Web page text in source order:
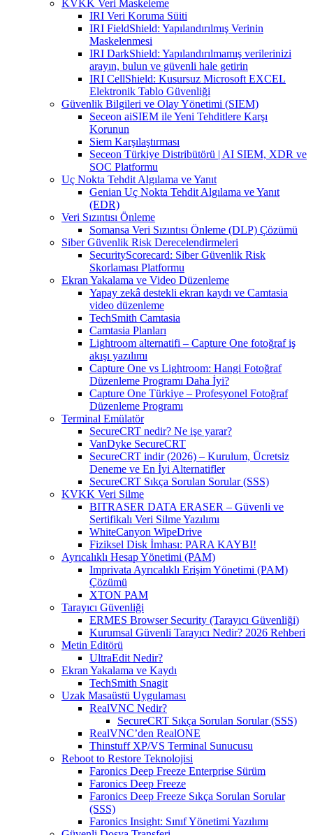
KVKK Veri Maskeleme
IRI Veri Koruma Süiti
IRI FieldShield: Yapılandırılmış Verinin
Maskelenmesi
IRI DarkShield: Yapılandırılmamış verilerinizi
arayın, bulun ve güvenli hale getirin
IRI CellShield: Kusursuz Microsoft EXCEL
Elektronik Tablo Güvenliği
Güvenlik Bilgileri ve Olay Yönetimi (SIEM)
Seceon aiSIEM ile Yeni Tehditlere Karşı
Korunun
Siem Karşılaştırması
Seceon Türkiye Distribütörü | AI SIEM, XDR ve
SOC Platformu
Uç Nokta Tehdit Algılama ve Yanıt
Genian Uç Nokta Tehdit Algılama ve Yanıt
(EDR)
Veri Sızıntısı Önleme
Somansa Veri Sızıntısı Önleme (DLP) Çözümü
Siber Güvenlik Risk Derecelendirmeleri
SecurityScorecard: Siber Güvenlik Risk
Skorlaması Platformu
Ekran Yakalama ve Video Düzenleme
Yapay zekâ destekli ekran kaydı ve Camtasia
video düzenleme
TechSmith Camtasia
Camtasia Planları
Lightroom alternatifi – Capture One fotoğraf iş
akışı yazılımı
Capture One vs Lightroom: Hangi Fotoğraf
Düzenleme Programı Daha İyi?
Capture One Türkiye – Profesyonel Fotoğraf
Düzenleme Programı
Terminal Emülatör
SecureCRT nedir? Ne işe yarar?
VanDyke SecureCRT
SecureCRT indir (2026) – Kurulum, Ücretsiz
Deneme ve En İyi Alternatifler
SecureCRT Sıkça Sorulan Sorular (SSS)
KVKK Veri Silme
BITRASER DATA ERASER – Güvenli ve
Sertifikalı Veri Silme Yazılımı
WhiteCanyon WipeDrive
Fiziksel Disk İmhası: PARA KAYBI!
Ayrıcalıklı Hesap Yönetimi (PAM)
Imprivata Ayrıcalıklı Erişim Yönetimi (PAM)
Çözümü
XTON PAM
Tarayıcı Güvenliği
ERMES Browser Security (Tarayıcı Güvenliği)
Kurumsal Güvenli Tarayıcı Nedir? 2026 Rehberi
Metin Editörü
UltraEdit Nedir?
Ekran Yakalama ve Kaydı
TechSmith Snagit
Uzak Masaüstü Uygulaması
RealVNC Nedir?
SecureCRT Sıkça Sorulan Sorular (SSS)
RealVNC’den RealONE
Thinstuff XP/VS Terminal Sunucusu
Reboot to Restore Teknolojisi
Faronics Deep Freeze Enterprise Sürüm
Faronics Deep Freeze
Faronics Deep Freeze Sıkça Sorulan Sorular
(SSS)
Faronics Insight: Sınıf Yönetimi Yazılımı